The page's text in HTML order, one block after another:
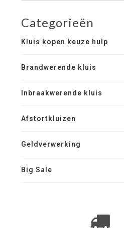
Categorieën
Kluis kopen keuze hulp
Brandwerende kluis
Inbraakwerende kluis
Afstortkluizen
Geldverwerking
Big Sale